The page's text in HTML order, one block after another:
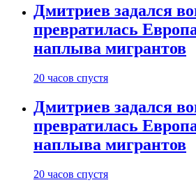
Дмитриев задался
превратилась
наплыва мигрантов
20 часов спустя
Дмитриев задался
превратилась
наплыва мигрантов
20 часов спустя